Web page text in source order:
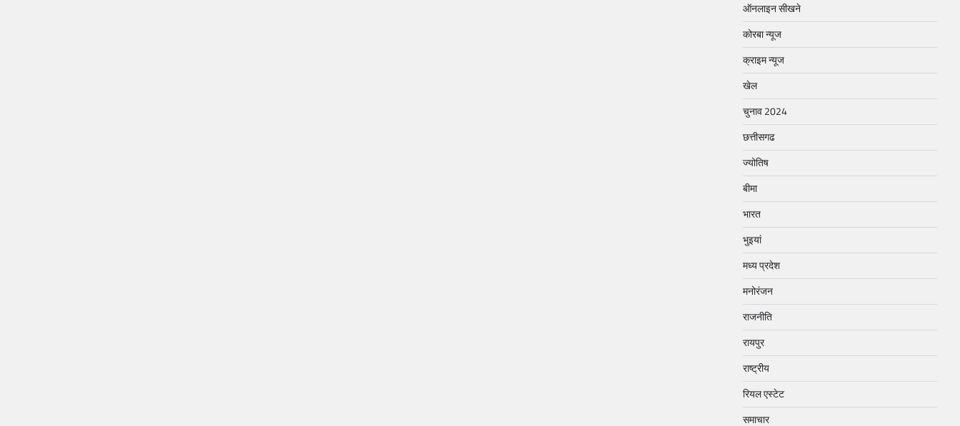
ऑनलाइन सीखने
कोरबा न्यूज
क्राइम न्यूज
खेल
चुनाव 2024
छत्तीसगढ
ज्योतिष
बीमा
भारत
भुइयां
मध्य प्रदेश
मनोरंजन
राजनीति
रायपुर
राष्ट्रीय
रियल एस्टेट
समाचार